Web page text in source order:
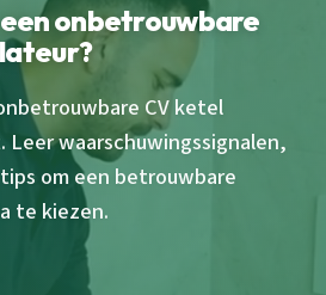
onbetrouwbare
CV ketel
waarschuwingssignalen,
om een betrouwbare
te kiezen.